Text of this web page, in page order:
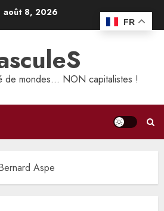
août 8, 2026
de mondes… NON capitalistes !
Aspe
FR